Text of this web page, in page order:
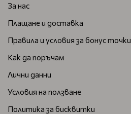
За нас
Плащане и доставка
Правила и условия за бонус точки
Как да поръчам
Лични данни
Условия на ползване
Политика за бисквитки